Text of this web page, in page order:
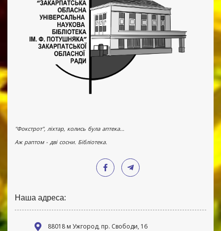
"Фокстрот", ліхтар, колись була аптека...
Аж раптом - дві сосни. Бібліотека.
Наша адреса:
88018 м Ужгород, пр. Свободи, 16